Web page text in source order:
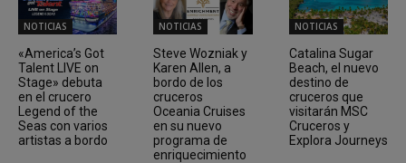
NOTICIAS
«America’s Got
Talent LIVE on
Stage» debuta
en el crucero
Legend of the
Seas con varios
artistas a bordo
NOTICIAS
Steve Wozniak y
Karen Allen, a
bordo de los
cruceros
Oceania Cruises
en su nuevo
programa de
enriquecimiento
NOTICIAS
Catalina Sugar
Beach, el nuevo
destino de
cruceros que
visitarán MSC
Cruceros y
Explora Journeys